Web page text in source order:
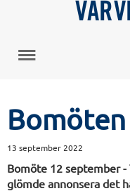
Bomöten
13 september 2022
Bomöte 12 september -
glömde annonsera det